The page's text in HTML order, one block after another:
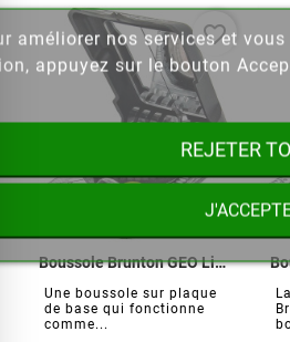
Boussole Brunton GEO Lite Transit
Une boussole sur plaque
de base qui fonctionne
comme...
favorite_border
améliorer nos services et
appuyez sur le bouton
REJETER